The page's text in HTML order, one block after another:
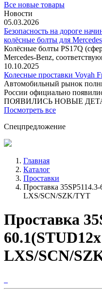
Все новые товары
Новости
05.03.2026
Безопасность на дороге
колёсные болты для Mercedes
Колёсные болты PS17Q
Mercedes‑Benz,
10.10.2025
Колесные проставки Voyah
Автомобильный рынок
России официально
ПОЯВИЛИСЬ НОВЫЕ
Посмотреть все
Спецпредложение
Главная
Каталог
Проставки
Проставка
LXS/SCN/SZK/TYT
Проставка
LXS/SCN/